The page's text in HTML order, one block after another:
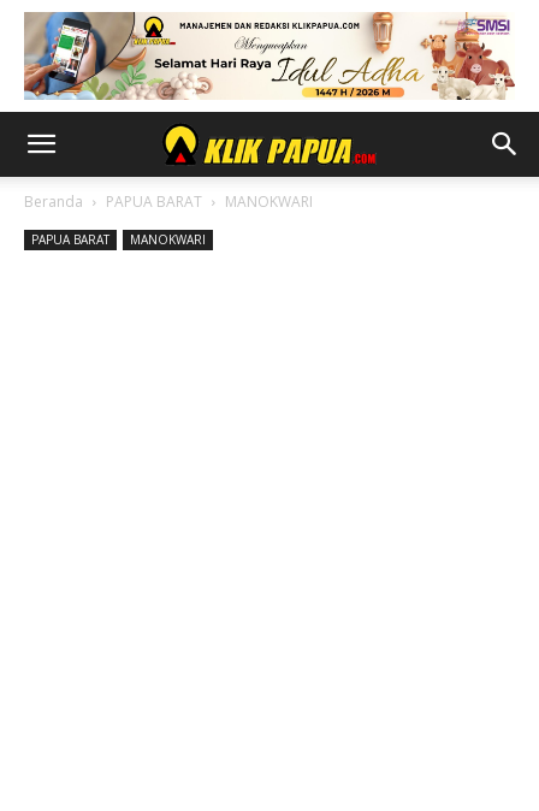
Beranda PAPUA BARAT MANOKWARI
PAPUA BARAT MANOKWARI